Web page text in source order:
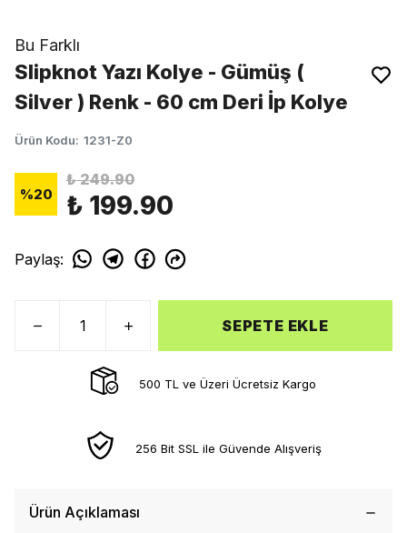
Bu Farklı
Slipknot Yazı Kolye - Gümüş (
Silver ) Renk - 60 cm Deri İp Kolye
Ürün Kodu: 1231-Z0
%20
₺ 249.90
₺ 199.90
Paylaş:
SEPETE EKLE
500 TL ve Üzeri Ücretsiz Kargo
256 Bit SSL ile Güvende Alışveriş
Ürün Açıklaması